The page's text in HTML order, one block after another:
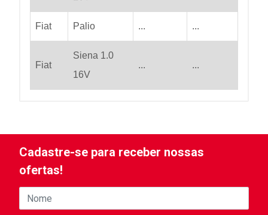
Fiat Palio ... ...
Fiat
Siena 1.0
16V
... ...
Cadastre-se para receber nossas
ofertas!